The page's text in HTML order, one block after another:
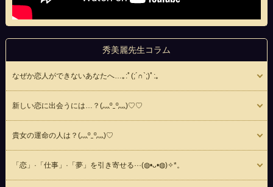
秀美麗先生コラム
なぜか恋人ができないあなたへ…｡⁠:ﾟ⁠(⁠;⁠´⁠∩⁠`⁠;⁠)ﾟ⁠:⁠｡
新しい恋に出会うには…？(⁠灬⁠º⁠‿⁠º⁠灬⁠)⁠♡⁠♡
貴女の運命の人は？(⁠灬⁠º⁠‿⁠º⁠灬⁠)⁠♡
「恋」·「仕事」·「夢」を引き寄せる···(⁠◍⁠•⁠ᴗ⁠•⁠◍⁠)⁠✧⁠*⁠。